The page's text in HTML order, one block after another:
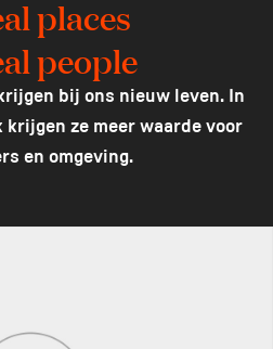
places
people
bij ons nieuw leven. In
ze meer waarde voor
en omgeving.